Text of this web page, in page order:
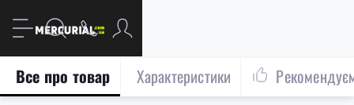
Все про товар Характеристики